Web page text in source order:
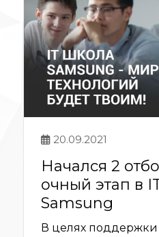
20.09.2021
Начался 2
очный этап в
Samsung
В целях